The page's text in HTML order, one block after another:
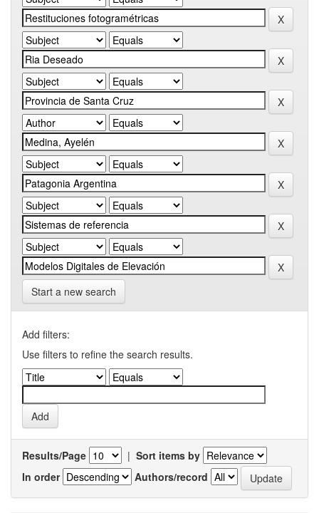
Start a new search
Add filters:
Use filters to refine the search results.
Results/Page | Sort items by
In order
Authors/record